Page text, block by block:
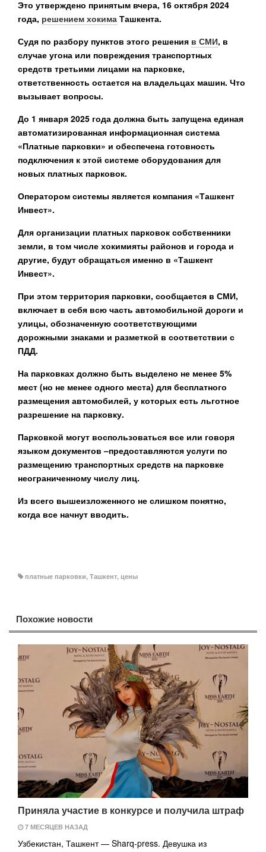
Это утверждено принятым вчера, 16 октября 2024
года, решением хокима Ташкента.
Судя по разбору пунктов этого решения в СМИ, в
случае угона или повреждения транспортных
средств третьими лицами на парковке,
ответственность остается на владельцах машин. Что
вызывает вопросы.
До 1 января 2025 года должна быть запущена единая
автоматизированная информационная система
«Платные парковки» и обеспечена готовность
подключения к этой системе оборудования для
новых платных парковок.
Оператором системы является компания «Ташкент
Инвест».
Для организации платных парковок собственники
земли, в том числе хокимияты районов и города и
другие, будут обращаться именно в «Ташкент
Инвест».
При этом территория парковки, сообщается в СМИ,
включает в себя всю часть автомобильной дороги и
улицы, обозначенную соответствующими
дорожными знаками и разметкой в соответствии с
ПДД.
На парковках должно быть выделено не менее 5%
мест (но не менее одного места) для бесплатного
размещения автомобилей, у которых есть льготное
разрешение на парковку.
Парковкой могут воспользоваться все или говоря
языком документов –предоставляются услуги по
размещению транспортных средств на парковке
неограниченному числу лиц.
Из всего вышеизложенного не слишком понятно,
когда все начнут вводить.
платные парковки, Ташкент, цены
Похожие новости
Приняла участие в конкурсе и получила штраф
7 МЕСЯЦЕВ НАЗАД
Узбекистан, Ташкент — Sharq-press. Девушка из